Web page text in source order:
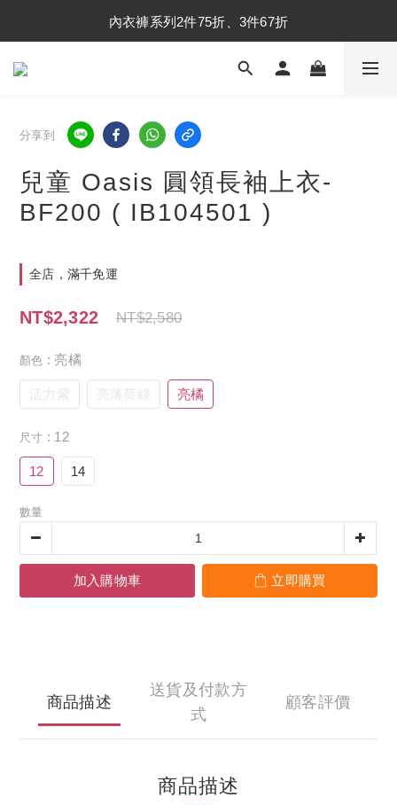
內衣褲系列2件75折、3件67折
內衣褲系列2件75折、3件67折
分享到
兒童 Oasis 圓領長袖上衣-
BF200 ( IB104501 )
全店，滿千免運
NT$2,322 NT$2,580
顏色 : 亮橘
活力紫 亮薄荷綠 亮橘
尺寸 : 12
12 14
數量
加入購物車 立即購買
商品描述
送貨及付款方
式
顧客評價
商品描述